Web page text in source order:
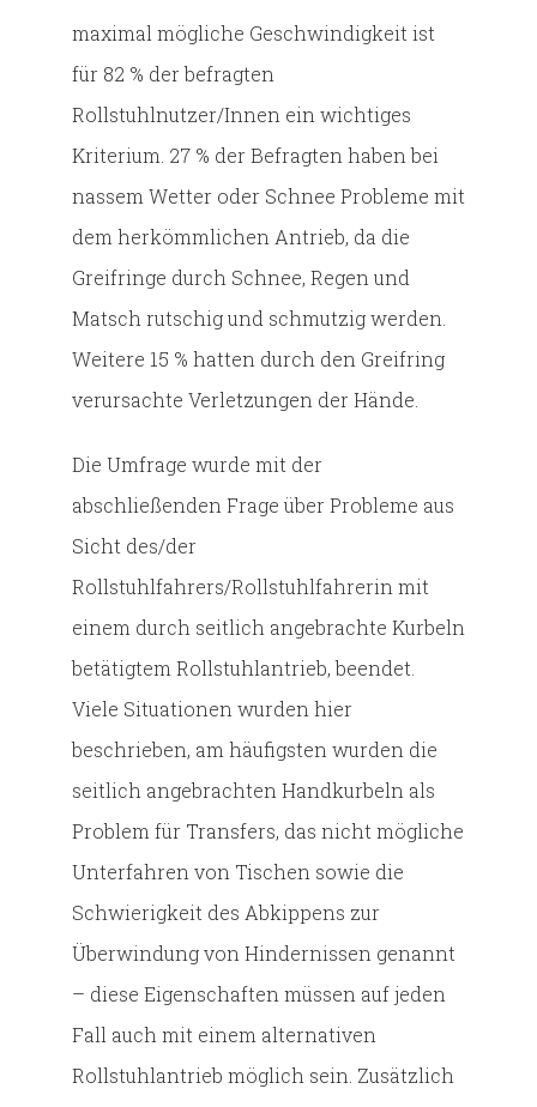
maximal mögliche Geschwindigkeit ist
für 82 % der befragten
Rollstuhlnutzer/Innen ein wichtiges
Kriterium. 27 % der Befragten haben bei
nassem Wetter oder Schnee Probleme mit
dem herkömmlichen Antrieb, da die
Greifringe durch Schnee, Regen und
Matsch rutschig und schmutzig werden.
Weitere 15 % hatten durch den Greifring
verursachte Verletzungen der Hände.
Die Umfrage wurde mit der
abschließenden Frage über Probleme aus
Sicht des/der
Rollstuhlfahrers/Rollstuhlfahrerin mit
einem durch seitlich angebrachte Kurbeln
betätigtem Rollstuhlantrieb, beendet.
Viele Situationen wurden hier
beschrieben, am häufigsten wurden die
seitlich angebrachten Handkurbeln als
Problem für Transfers, das nicht mögliche
Unterfahren von Tischen sowie die
Schwierigkeit des Abkippens zur
Überwindung von Hindernissen genannt
– diese Eigenschaften müssen auf jeden
Fall auch mit einem alternativen
Rollstuhlantrieb möglich sein. Zusätzlich